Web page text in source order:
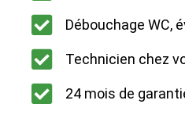
Débouchage WC,
Technicien chez
24 mois de